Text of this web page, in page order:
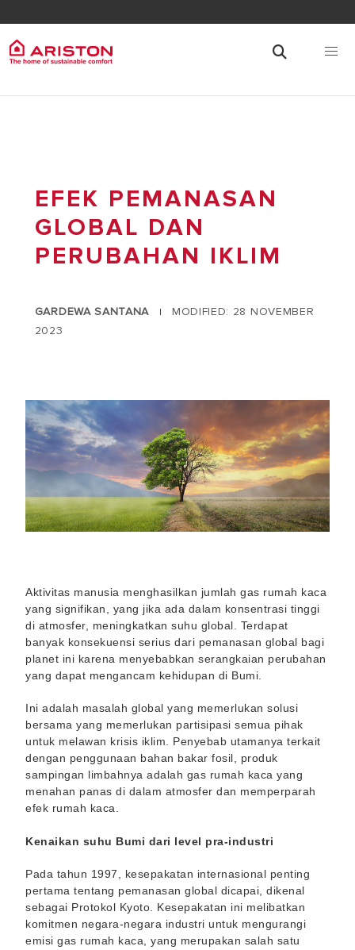
EFEK PEMANASAN
GLOBAL DAN
PERUBAHAN IKLIM
GARDEWA SANTANA |
MODIFIED: 28 NOVEMBER
2023
Aktivitas manusia menghasilkan jumlah gas rumah kaca
yang signifikan, yang jika ada dalam konsentrasi tinggi
di atmosfer, meningkatkan suhu global. Terdapat
banyak konsekuensi serius dari pemanasan global bagi
planet ini karena menyebabkan serangkaian perubahan
yang dapat mengancam kehidupan di Bumi.
Ini adalah masalah global yang memerlukan solusi
bersama yang memerlukan partisipasi semua pihak
untuk melawan krisis iklim. Penyebab utamanya terkait
dengan penggunaan bahan bakar fosil, produk
sampingan limbahnya adalah gas rumah kaca yang
menahan panas di dalam atmosfer dan memperparah
efek rumah kaca.
Kenaikan suhu Bumi dari level pra-industri
Pada tahun 1997, kesepakatan internasional penting
pertama tentang pemanasan global dicapai, dikenal
sebagai Protokol Kyoto. Kesepakatan ini melibatkan
komitmen negara-negara industri untuk mengurangi
emisi gas rumah kaca, yang merupakan salah satu